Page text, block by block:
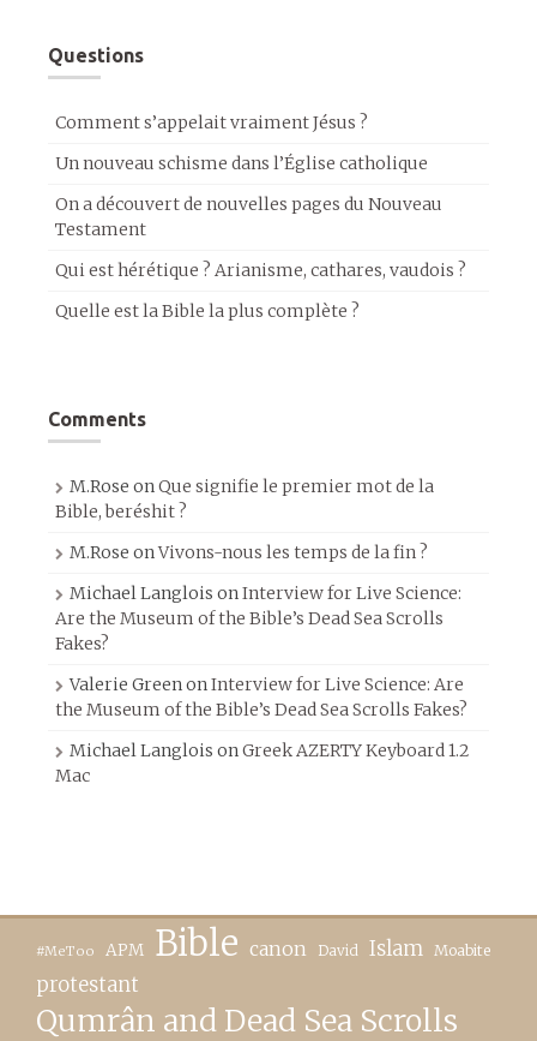
Questions
Comment s’appelait vraiment Jésus ?
Un nouveau schisme dans l’Église catholique
On a découvert de nouvelles pages du Nouveau
Testament
Qui est hérétique ? Arianisme, cathares, vaudois ?
Quelle est la Bible la plus complète ?
Comments
M.Rose onQue signifie le premier mot de la
Bible, beréshit ?
M.Rose onVivons-nous les temps de la fin ?
Michael Langlois onInterview for Live Science:
Are the Museum of the Bible’s Dead Sea Scrolls
Fakes?
Valerie GreenonInterview for Live Science: Are
the Museum of the Bible’s Dead Sea Scrolls Fakes?
Michael Langlois onGreek AZERTY Keyboard 1.2
Mac
#MeToo APM Bible canon David Islam Moabite
protestant
Qumrân and Dead Sea Scrolls